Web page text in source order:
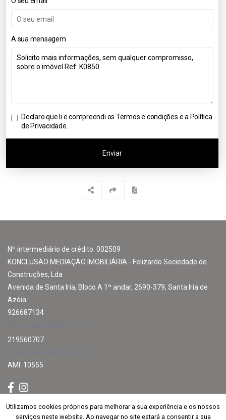
Utilizamos cookies próprios para melhorar a sua experiência e os nossos
serviços neste website. Ao navegar no site estará a consentir a sua
A sua mensagem
Declaro que li e compreendi os Termos e condições e a Política
de Privacidade
Enviar
Nº intermediário de crédito: 002509
KONCLUSÃO MEDIAÇÃO IMOBILIÁRIA - Felizardo Sociedade de
Construções, Lda
Avenida de Santa Iria, Bloco A 1º andar, 2690-379, Santa Iria de
Azóia
926687134
219560707
AMI: 10555
Subscrever
Utilizamos cookies próprios para melhorar a sua experiência e os nossos
serviços neste website. Ao navegar no site estará a consentir a sua